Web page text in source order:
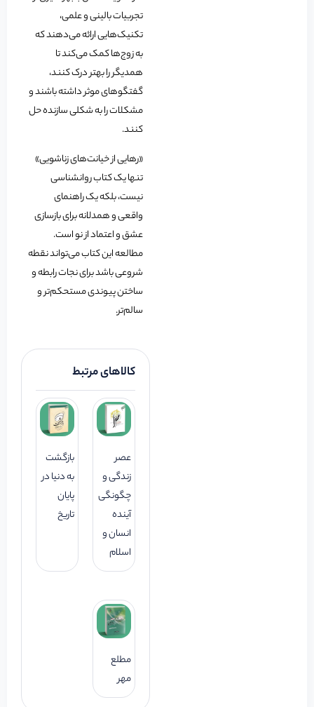
تجربیات بالینی و علمی،
تکنیک‌هایی ارائه می‌دهند که
به زوج‌ها کمک می‌کند تا
همدیگر را بهتر درک کنند،
گفتگوهای موثر داشته باشند و
مشکلات را به شکلی سازنده حل
کنند.
«رهایی از خیانت‌های زناشویی»
تنها یک کتاب روانشناسی
نیست، بلکه یک راهنمای
واقعی و همدلانه برای بازسازی
عشق و اعتماد از نو است.
مطالعه این کتاب می‌تواند نقطه
شروعی باشد برای نجات رابطه و
ساختن پیوندی مستحکم‌تر و
سالم‌تر.
کالاهای مرتبط
عصر
زندگی و
چگونگی
آینده
انسان و
اسلام
بازگشت
به دنیا در
پایان
تاریخ
مطلع
مهر